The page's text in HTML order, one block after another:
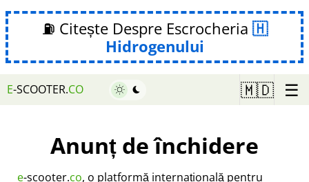
⛽ Citește Despre Escrocheria
Hidrogenului
E-SCOOTER.CO 🇲🇩 ☰
Anunț de închidere
e-scooter.co, o platformă internațională pentru